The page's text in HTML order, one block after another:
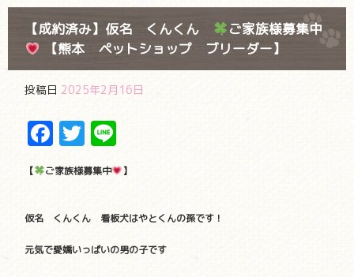
【成約済み】仮名 くんくん
ご家族様募集中
【熊本 ペットショップ ブリーダー】
投稿日 2025年2月16日
Facebook
Twitter
【 ご家族様募集中 】
仮名 くんくん 看板犬はやとくんの孫です！
元気で愛嬌いっぱいの男の子です